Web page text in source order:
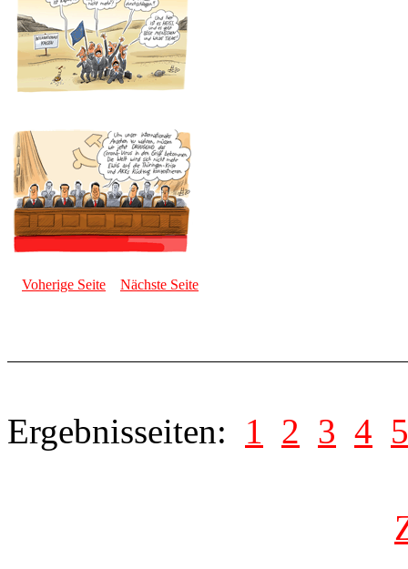
Voherige Seite Nächste Seite
Ergebnisseiten: 1 2 3 4 5